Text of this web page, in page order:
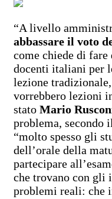
“A livello
abbassare il voto
come chiede di fare
docenti italiani per
lezione
vorrebbero lezioni
stato Mario
problema, secondo
“molto spesso gli
dell’orale della
partecipare
che trovano con gli
problemi reali: che